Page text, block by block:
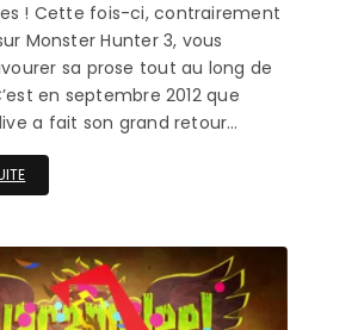
! Cette fois-ci, contrairement
Monster Hunter 3, vous
sa prose tout au long de
en septembre 2012 que
a fait son grand retour…